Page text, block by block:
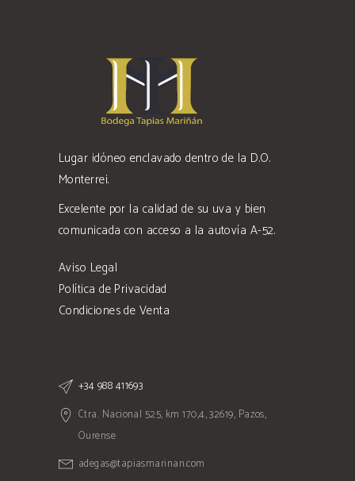
Lugar idóneo enclavado dentro de la D.O.
Monterrei.
Excelente por la calidad de su uva y bien
comunicada con acceso a la autovía A-52.
Aviso Legal
Política de Privacidad
Condiciones de Venta
+34 988 411693
Ctra. Nacional 525, km 170,4, 32619, Pazos,
Ourense
adegas@tapiasmarinan.com